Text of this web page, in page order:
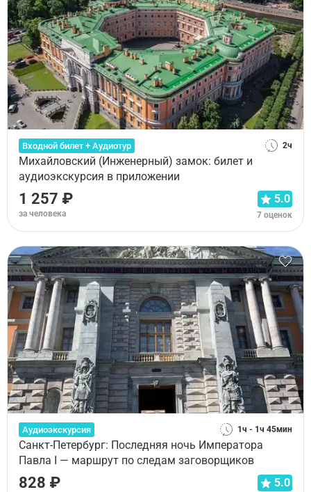
Входной билет + Аудиотур 2ч
Михайловский (Инженерный) замок: билет и
аудиоэкскурсия в приложении
1 257 ₽
за человека
5.0
7 оценок
Аудиоэкскурсия 1ч - 1ч 45мин
Санкт-Петербург: Последняя ночь Императора
Павла I — маршрут по следам заговорщиков
828 ₽ 5.0